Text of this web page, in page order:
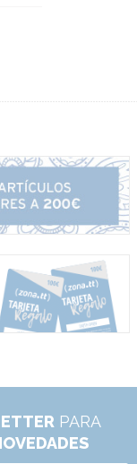
PARA